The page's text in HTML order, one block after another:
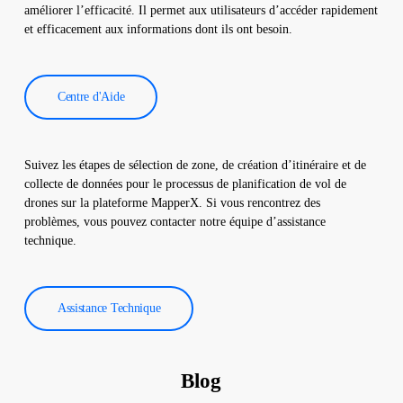
améliorer l’efficacité. Il permet aux utilisateurs d’accéder rapidement
et efficacement aux informations dont ils ont besoin.
Centre d'Aide
Suivez les étapes de sélection de zone, de création d’itinéraire et de
collecte de données pour le processus de planification de vol de
drones sur la plateforme MapperX. Si vous rencontrez des
problèmes, vous pouvez contacter notre équipe d’assistance
technique.
Assistance Technique
Blog